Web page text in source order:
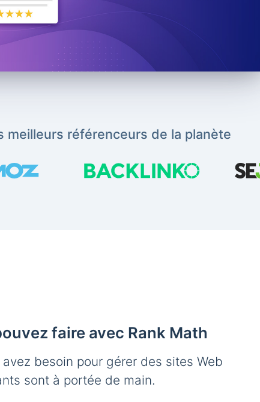
meilleurs référenceurs de la planète
faire avec Rank Math
besoin pour gérer des sites Web
sont à portée de main.